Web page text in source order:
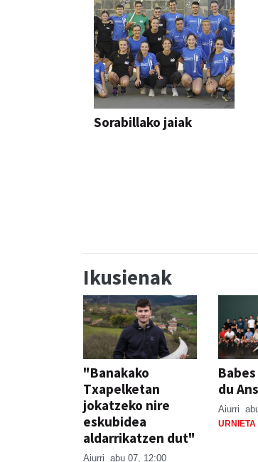
Sorabillako jaiak
Ikusienak
"Banakako
Txapelketan
jokatzeko nire
eskubidea
aldarrikatzen dut"
Aiurri abu 07, 12:00
du
Aiurri
URNIETA